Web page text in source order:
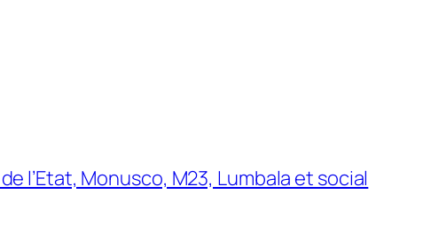
l’Etat, Monusco, M23, Lumbala et social